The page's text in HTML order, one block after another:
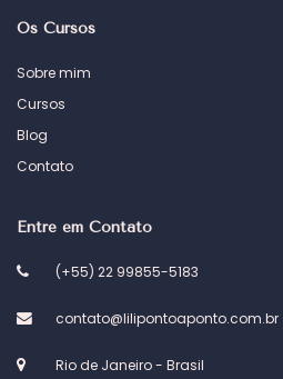
Os Cursos
Sobre mim
Cursos
Blog
Contato
Entre em Contato
(+55) 22 99855-5183
contato@lilipontoaponto.com.br
Rio de Janeiro - Brasil